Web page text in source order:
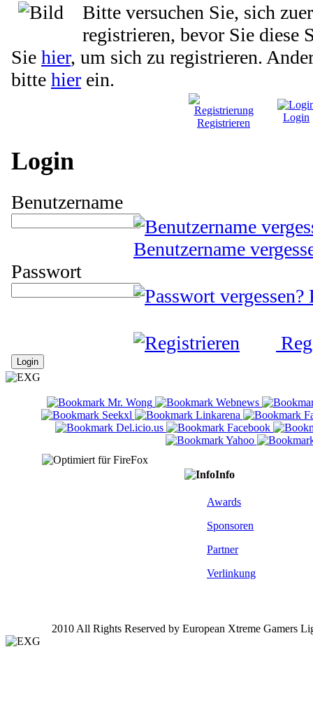
Bitte versuchen Sie, sich
registrieren, bevor Sie diese
Sie hier, um sich zu registrieren.
bitte hier ein.
Registrieren Login
Login
Benutzername
Benutzername
Passwort
Info
Awards
Sponsoren
Partner
Verlinkung
2010 All Rights Reserved by European Xtreme Gamers